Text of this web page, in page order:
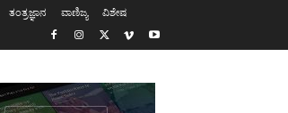
ತಂತ್ರಜ್ಞಾನ ವಾಣಿಜ್ಯ ವಿಶೇಷ